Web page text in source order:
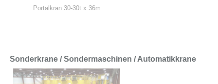
Portalkran 30-30t x 36m
Sonderkrane / Sondermaschinen / Automatikkrane